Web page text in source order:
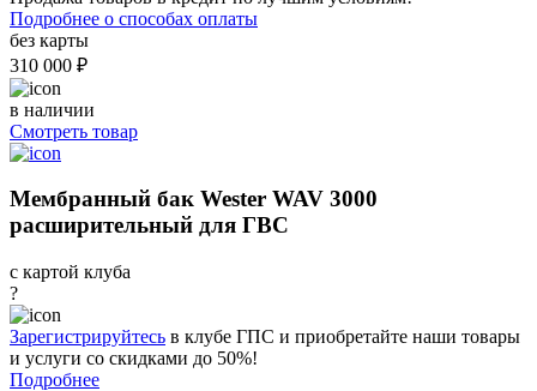
Подробнее о способах оплаты
без карты
310 000 ₽
в наличии
Смотреть товар
Мембранный бак Wester WAV 3000
расширительный для ГВС
с картой клуба
?
Зарегистрируйтесь в клубе ГПС и приобретайте наши товары
и услуги со скидками до 50%!
Подробнее